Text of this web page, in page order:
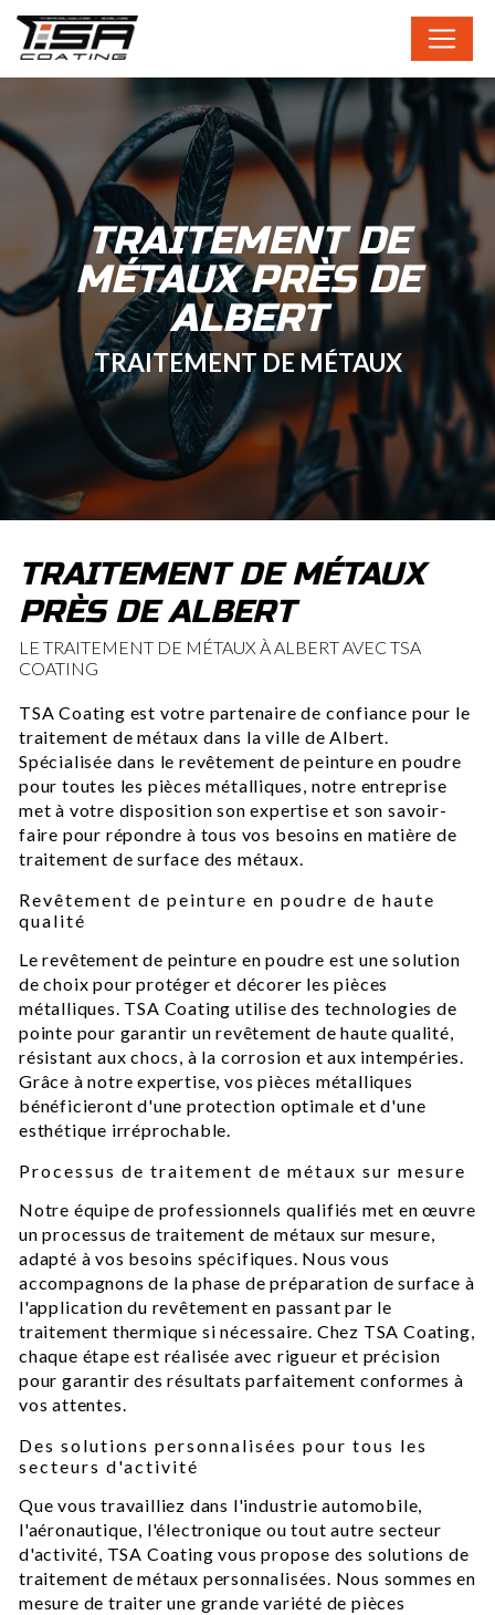
TRAITEMENT DE
MÉTAUX PRÈS DE
ALBERT
TRAITEMENT DE MÉTAUX
TRAITEMENT DE MÉTAUX
PRÈS DE ALBERT
LE TRAITEMENT DE MÉTAUX À ALBERT AVEC TSA
COATING
TSA Coating est votre partenaire de confiance pour le
traitement de métaux dans la ville de Albert.
Spécialisée dans le revêtement de peinture en poudre
pour toutes les pièces métalliques, notre entreprise
met à votre disposition son expertise et son savoir-
faire pour répondre à tous vos besoins en matière de
traitement de surface des métaux.
Revêtement de peinture en poudre de haute
qualité
Le revêtement de peinture en poudre est une solution
de choix pour protéger et décorer les pièces
métalliques. TSA Coating utilise des technologies de
pointe pour garantir un revêtement de haute qualité,
résistant aux chocs, à la corrosion et aux intempéries.
Grâce à notre expertise, vos pièces métalliques
bénéficieront d'une protection optimale et d'une
esthétique irréprochable.
Processus de traitement de métaux sur mesure
Notre équipe de professionnels qualifiés met en œuvre
un processus de traitement de métaux sur mesure,
adapté à vos besoins spécifiques. Nous vous
accompagnons de la phase de préparation de surface à
l'application du revêtement en passant par le
traitement thermique si nécessaire. Chez TSA Coating,
chaque étape est réalisée avec rigueur et précision
pour garantir des résultats parfaitement conformes à
vos attentes.
Des solutions personnalisées pour tous les
secteurs d'activité
Que vous travailliez dans l'industrie automobile,
l'aéronautique, l'électronique ou tout autre secteur
d'activité, TSA Coating vous propose des solutions de
traitement de métaux personnalisées. Nous sommes en
mesure de traiter une grande variété de pièces
Panneau de gestion des cookies